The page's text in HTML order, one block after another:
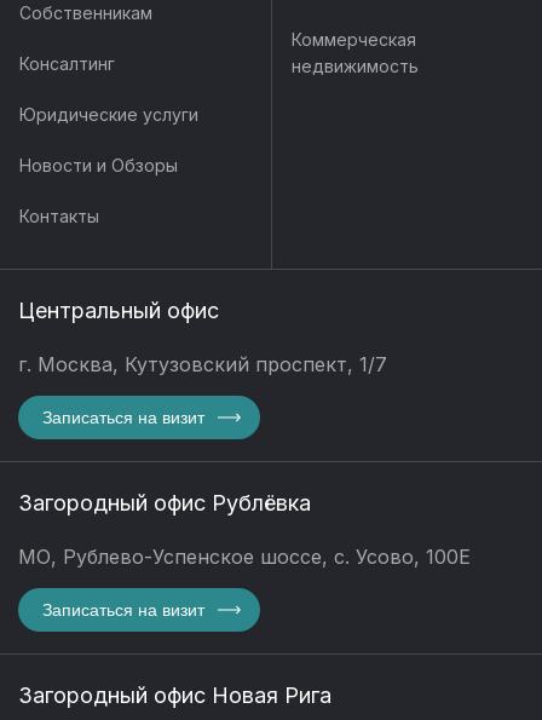
Собственникам
Консалтинг
Юридические услуги
Новости и Обзоры
Контакты
Коммерческая
недвижимость
Центральный офис
г. Москва, Кутузовский проспект, 1/7
Записаться на визит
Загородный офис Рублёвка
МО, Рублево-Успенское шоссе, с. Усово, 100Е
Записаться на визит
Загородный офис Новая Рига